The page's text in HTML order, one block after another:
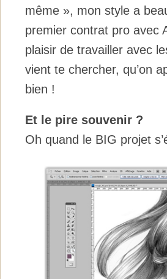
même », mon style a
premier contrat pro avec
plaisir de travailler avec
vient te chercher, qu’on
bien !
Et le pire souvenir ?
Oh quand le BIG projet